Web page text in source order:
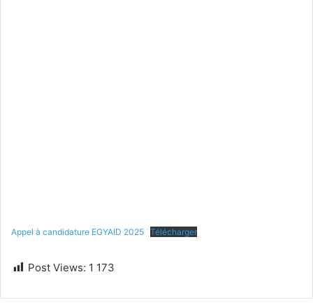
Appel à candidature EGYAID 2025 Télécharger
Post Views: 1 173